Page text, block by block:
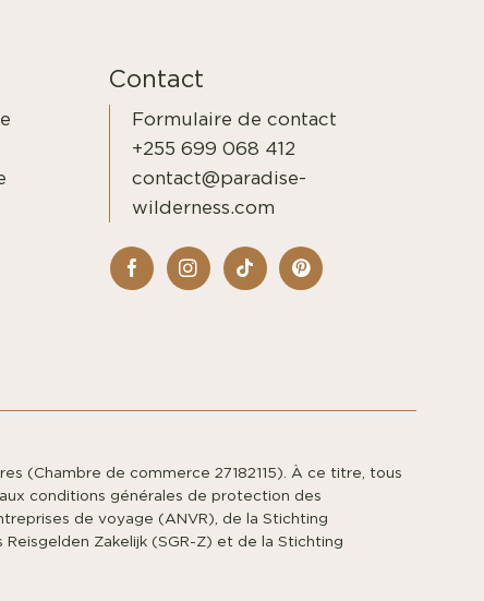
Contact
Formulaire de contact
+255 699 068 412
contact@paradise-
wilderness.com
(Chambre de commerce 27182115). À ce titre, tous
conditions générales de protection des
de voyage (ANVR), de la Stichting
Zakelijk (SGR-Z) et de la Stichting